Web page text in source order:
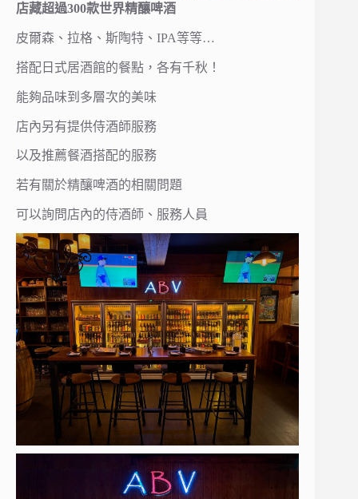
店藏超過300款世界精釀啤酒
皮爾森、拉格、斯陶特、IPA等等…
搭配日式居酒館的餐點，各有千秋！
能夠品味到多層次的美味
店內另有提供侍酒師服務
以及推薦餐酒搭配的服務
若有關於精釀啤酒的相關問題
可以詢問店內的侍酒師、服務人員